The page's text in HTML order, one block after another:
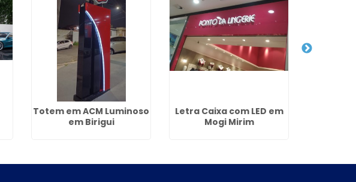
Totem em ACM Luminoso
em Birigui
Letra Caixa com LED em
Mogi Mirim